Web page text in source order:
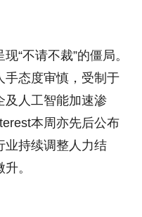
“不请不裁”的僵局。
手态度审慎，受制于
及人工智能加速渗
本周亦先后公布
业持续调整人力结
。